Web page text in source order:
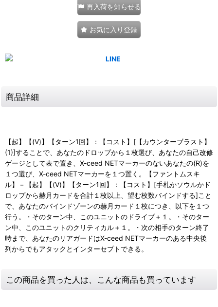
再入荷を知らせる
お気に入り登録
商品詳細
【起】【(V)】【ターン1回】：【コスト】[【カウンターブラスト】
(1)]することで、あなたのドロップから１枚選び、あなたの自己改修
ゲージとして表で置き、X-ceed NETマーカーのないあなたの(R)を
１つ選び、X-ceed NETマーカーを１つ置く。【ファントムスキ
ル】－【起】【(V)】【ターン1回】：【コスト】[手札かソウルかド
ロップから赫月カードを合計１枚以上、望む枚数バインドする]こと
で、あなたのバインドゾーンの赫月カード１枚につき、以下を１つ
行う。・そのターン中、このユニットのドライブ＋１。・そのター
ン中、このユニットのクリティカル＋１。・次の相手のターン終了
時まで、あなたのリアガードはX-ceed NETマーカーのある中央後
列からでもアタックとインターセプトできる。
この商品を買った人は、こんな商品も買っています